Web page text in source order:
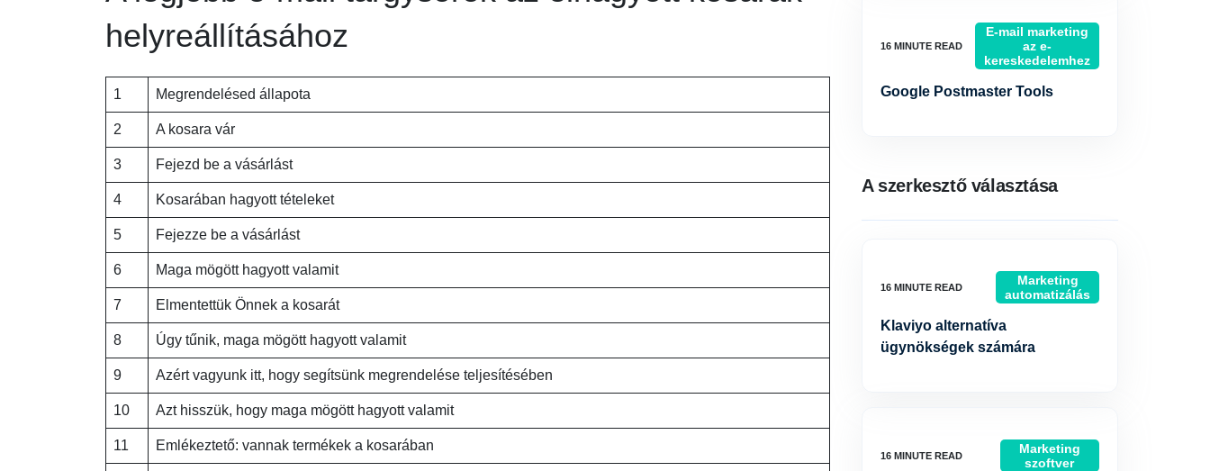
helyreállításához
1 Megrendelésed állapota
2 A kosara vár
3 Fejezd be a vásárlást
4 Kosarában hagyott tételeket
5 Fejezze be a vásárlást
6 Maga mögött hagyott valamit
7 Elmentettük Önnek a kosarát
8 Úgy tűnik, maga mögött hagyott valamit
9 Azért vagyunk itt, hogy segítsünk megrendelése teljesítésében
10 Azt hisszük, hogy maga mögött hagyott valamit
11 Emlékeztető: vannak termékek a kosarában
E-mail marketing
az e-
kereskedelemhez
Google Postmaster Tools
A szerkesztő választása
Marketing
automatizálás
Klaviyo alternatíva
ügynökségek számára
Marketing
szoftver